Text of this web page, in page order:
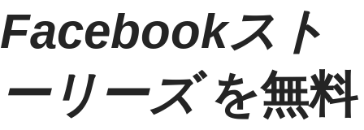
Facebookスト
ーリーズを無料